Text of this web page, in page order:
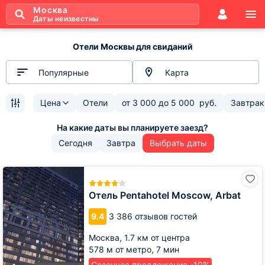
Москва
Даты неизвестны
Отели Москвы для свиданий
Популярные Карта
Цена Отели от 3 000 до 5 000 руб.
Сегодня Завтра Выбрать даты
Отель Pentahotel Moscow, Arbat
9.4 3 386 отзывов гостей
Москва, 1.7 км от центра
578 м от метро, 7 мин
Отель
Pentahotel
Moscow,
Arbat